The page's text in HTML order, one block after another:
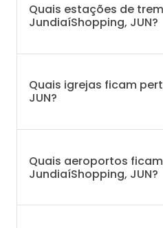
Quais estações de
JundiaíShopping, JUN?
Quais igrejas ficam
JUN?
Quais aeroportos
JundiaíShopping, JUN?